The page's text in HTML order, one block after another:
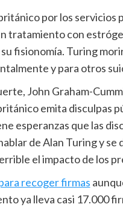
por los
tratamiento con
fisionomía. Turing
y para otros
John Graham-
emita disculpas
esperanzas que las
de Alan Turing y
el impacto de los
recoger firmas
ya lleva casi 17.000